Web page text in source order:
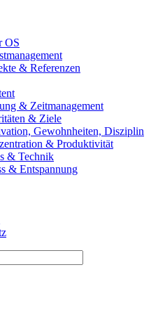
OS
& Referenzen
& Zeitmanagement
& Ziele
Gewohnheiten, Disziplin
& Produktivität
& Technik
& Entspannung